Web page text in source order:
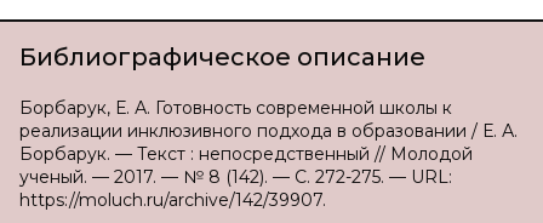
Библиографическое описание
Борбарук, Е. А. Готовность современной школы к
реализации инклюзивного подхода в образовании / Е. А.
Борбарук. — Текст : непосредственный // Молодой
ученый. — 2017. — № 8 (142). — С. 272-275. — URL:
https://moluch.ru/archive/142/39907.